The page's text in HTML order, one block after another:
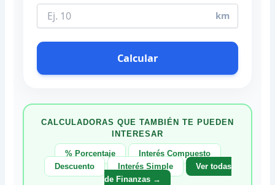
km
Calcular
CALCULADORAS QUE TAMBIÉN TE PUEDEN
INTERESAR
% Porcentaje
Interés Compuesto
Descuento
Interés Simple
Ver todas
de Finanzas →